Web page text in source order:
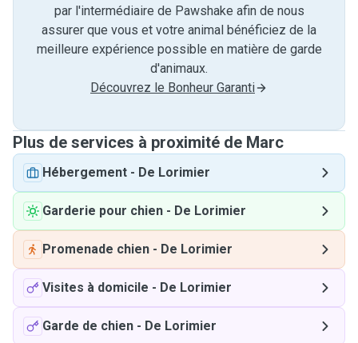
par l'intermédiaire de Pawshake afin de nous
assurer que vous et votre animal bénéficiez de la
meilleure expérience possible en matière de garde
d'animaux.
Découvrez le Bonheur Garanti
Plus de services à proximité de Marc
Hébergement - De Lorimier
Garderie pour chien - De Lorimier
Promenade chien - De Lorimier
Visites à domicile - De Lorimier
Garde de chien - De Lorimier